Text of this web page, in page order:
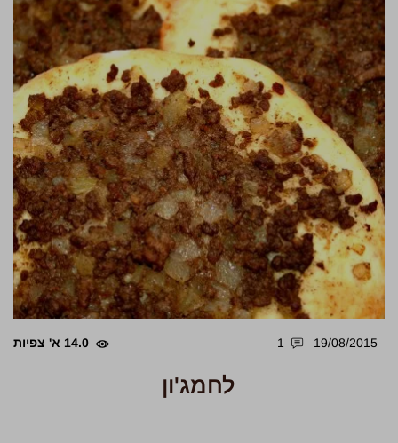
19/08/2015
1 14.0 א' צפיות
לחמג'ון